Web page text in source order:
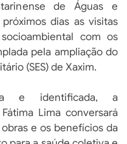
de Águas e
dias as visitas
com os
pela ampliação do
(SES) de Xaxim.
e identificada, a
Lima conversará
e os benefícios da